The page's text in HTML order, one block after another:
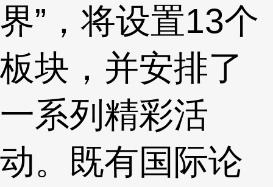
界”，将设置13个
板块，并安排了
一系列精彩活
动。既有国际论